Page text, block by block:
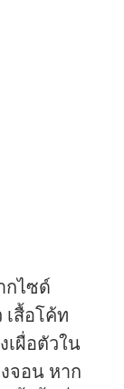
กไซด์
เสื้อโค้ท
เผื่อตัวใน
จอน หาก